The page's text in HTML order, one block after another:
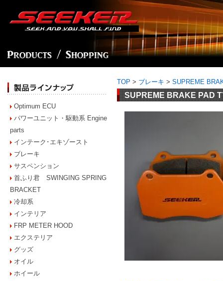
Optimum ECU
パワーユニット・駆動系 Engine
parts
インテーク･エキゾースト
ブレーキ
サスペンション
首ふり君 SWINGING SPRING
BRACKET
冷却系
インテリア
FRP METER HOOD
エクステリア
グッズ
オイル
ホイール
TOP > ブレーキ > SUPREME
SUPREME BRAKE PAD